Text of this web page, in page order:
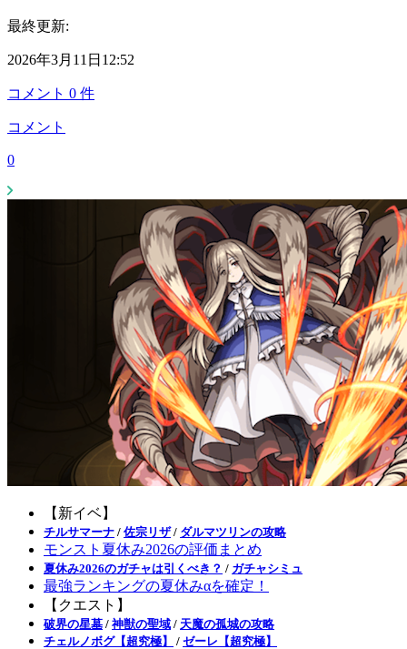
最終更新:
2026年3月11日12:52
コメント 0 件
コメント
0
【新イベ】
チルサマーナ / 佐宗リザ/ ダルマツリンの攻略
モンスト夏休み2026の評価まとめ
夏休み2026のガチャは引くべき？ / ガチャシミュ
最強ランキングの夏休みαを確定！
【クエスト】
破界の星墓 / 神獣の聖域 / 天魔の孤城の攻略
チェルノボグ【超究極】
/ ゼーレ【超究極】